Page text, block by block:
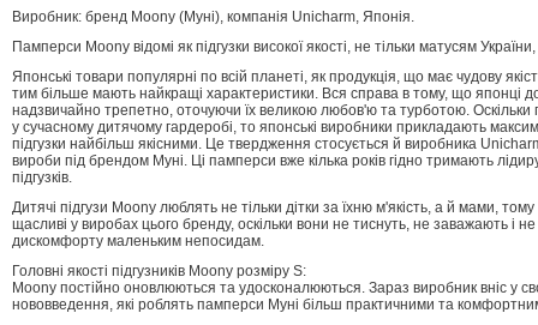
Виробник: бренд Moony (Муні), компанія Unicharm, Японія.
Памперси Moony відомі як підгузки високої якості, не тільки матусям
Японські товари популярні по всій планеті, як продукція, що має чудову
тим більше мають найкращі характеристики. Вся справа в тому, що японці до
надзвичайно трепетно, оточуючи їх великою любов'ю та турботою. Оскільки
у сучасному дитячому гардеробі, то японські виробники прикладають
підгузки найбільш якісними. Це твердження стосується й виробника Unicharm,
вироби під брендом Муні. Ці памперси вже кілька років гідно тримають
підгузків.
Дитячі підгузи Moony люблять не тільки дітки за їхню м'якість, а й мами,
щасливі у виробах цього бренду, оскільки вони не тиснуть, не заважають і
дискомфорту маленьким непосидам.
Головні якості підгузників Moony розміру S:
Moony постійно оновлюються та удосконалюються. Зараз виробник вніс у
нововведення, які роблять памперси Муні більш практичними та